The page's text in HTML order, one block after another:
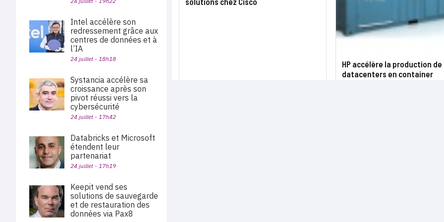
HP accélère la production de
datacenters en container
Intel accélère son
redressement grâce aux
centres de données et à
l’IA
24 juillet - 18h18
Systancia accélère sa
croissance après son
pivot réussi vers la
cybersécurité
24 juillet - 17h42
Databricks et Microsoft
étendent leur
partenariat
24 juillet - 17h19
Keepit vend ses
solutions de sauvegarde
et de restauration des
données via Pax8